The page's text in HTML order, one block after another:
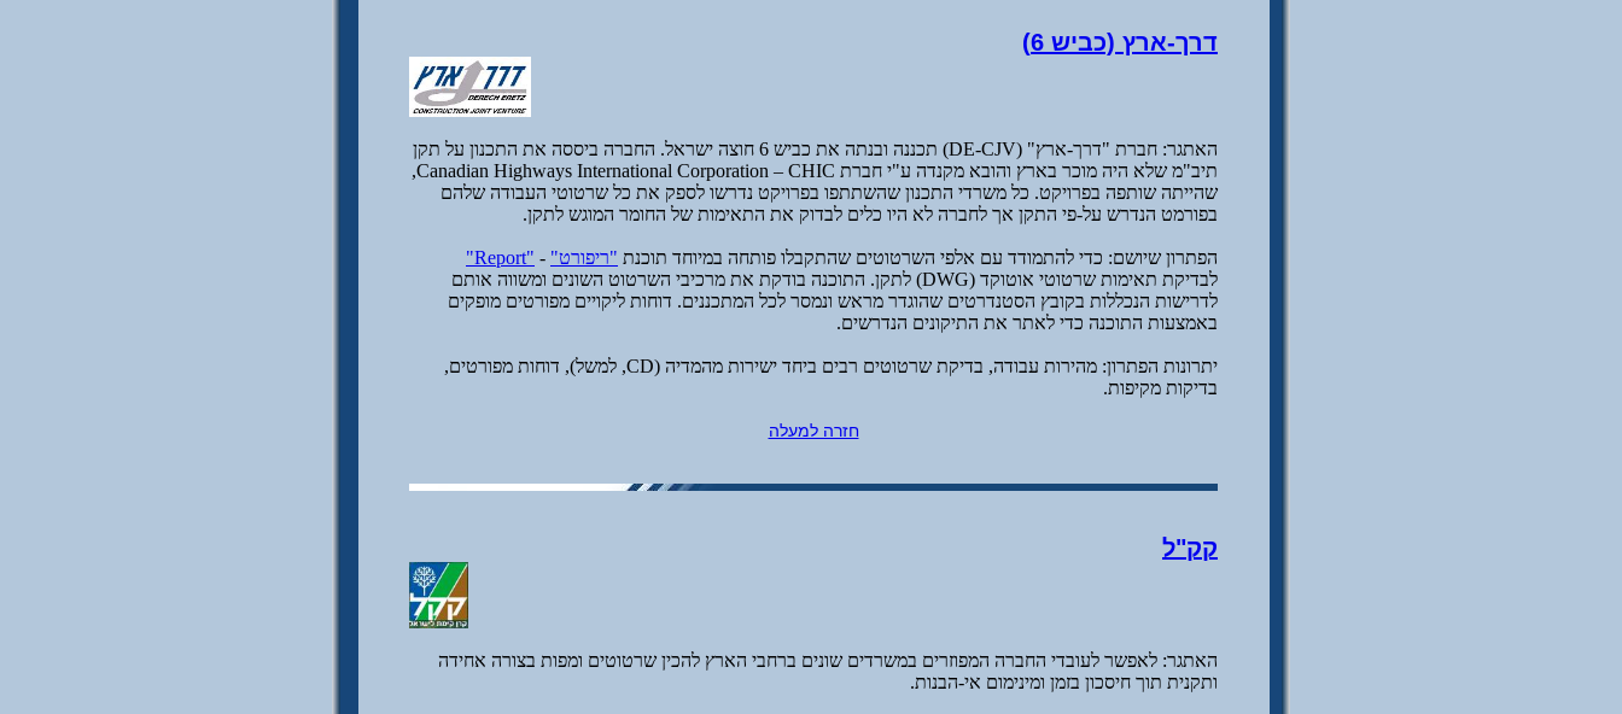
דרך-ארץ (כביש 6)
האתגר: חברת "דרך-ארץ" (DE-CJV) תכננה ובנתה את כביש 6 חוצה ישראל. החברה ביססה את התכנון על תקן
תיב"מ שלא היה מוכר בארץ והובא מקנדה ע"י חברת Canadian Highways International Corporation – CHIC,
שהייתה שותפה בפרויקט. כל משרדי התכנון שהשתתפו בפרויקט נדרשו לספק את כל שרטוטי העבודה שלהם
בפורמט הנדרש על-פי התקן אך לחברה לא היו כלים לבדוק את התאימות של החומר המוגש לתקן.
הפתרון שיושם: כדי להתמודד עם אלפי השרטוטים שהתקבלו פותחה במיוחד תוכנת "ריפורט" -
"Report"
לבדיקת תאימות שרטוטי אוטוקד (DWG) לתקן. התוכנה בודקת את מרכיבי השרטוט השונים ומשווה אותם
לדרישות הנכללות בקובץ הסטנדרטים שהוגדר מראש ונמסר לכל המתכננים. דוחות ליקויים מפורטים מופקים
באמצעות התוכנה כדי לאתר את התיקונים הנדרשים.
יתרונות הפתרון: מהירות עבודה, בדיקת שרטוטים רבים ביחד ישירות מהמדיה (CD, למשל), דוחות מפורטים,
בדיקות מקיפות.
חזרה למעלה
קק"ל
האתגר: לאפשר לעובדי החברה המפוזרים במשרדים שונים ברחבי הארץ להכין שרטוטים ומפות בצורה אחידה
ותקנית תוך חיסכון בזמן ומינימום אי-הבנות.